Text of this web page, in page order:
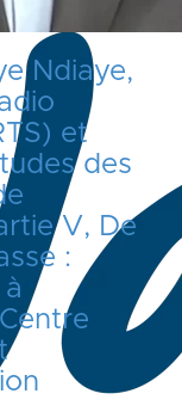
Ndiaye,
et
des
V, De
: